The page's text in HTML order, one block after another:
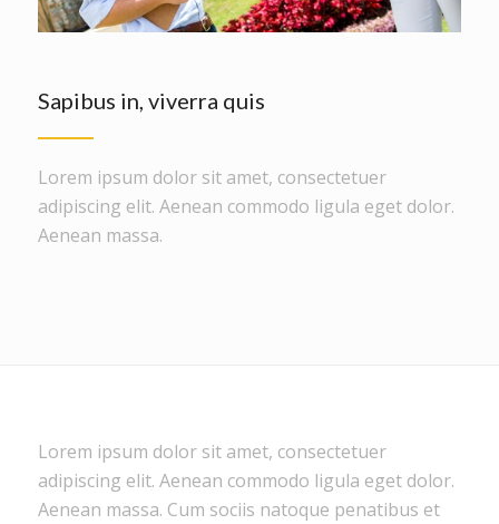
Sapibus in, viverra quis
Lorem ipsum dolor sit amet, consectetuer
adipiscing elit. Aenean commodo ligula eget dolor.
Aenean massa.
Lorem ipsum dolor sit amet, consectetuer
adipiscing elit. Aenean commodo ligula eget dolor.
Aenean massa. Cum sociis natoque penatibus et